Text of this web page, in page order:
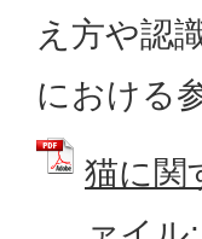
え方や認
における
猫に関